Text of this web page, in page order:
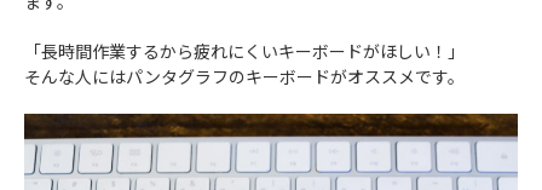
「長時間作業するから疲れにくいキーボードがほしい！」
そんな人にはパンタグラフのキーボードがオススメです。